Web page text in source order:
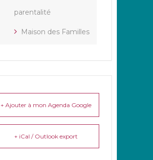
parentalité
Maison des Familles
+ Ajouter à mon Agenda Google
+ iCal / Outlook export